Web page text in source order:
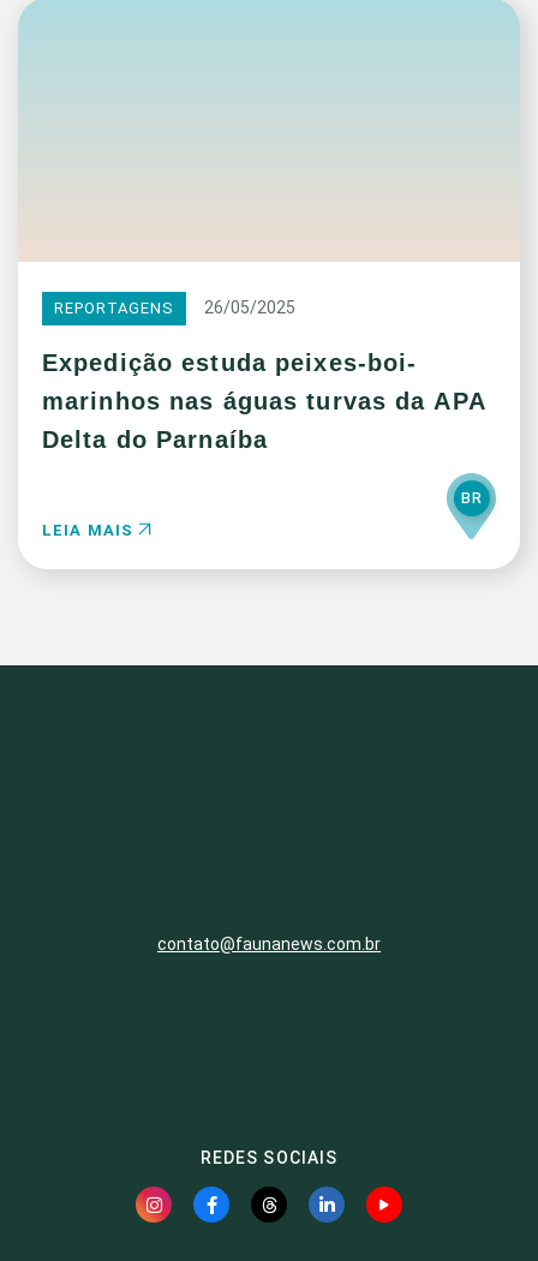
REPORTAGENS 26/05/2025
Expedição estuda peixes-boi-
marinhos nas águas turvas da APA
Delta do Parnaíba
LEIA MAIS
BR
contato@faunanews.com.br
REDES SOCIAIS